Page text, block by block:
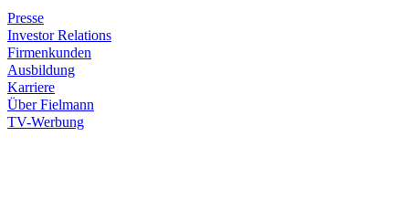
Presse
Investor Relations
Firmenkunden
Ausbildung
Karriere
Über Fielmann
TV-Werbung